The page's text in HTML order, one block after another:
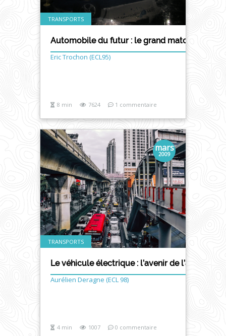
TRANSPORTS
Automobile du futur : le grand match ! (Flash
Eric Trochon (ECL95)
8 min 7624 1 commentaire
mars
2009
TRANSPORTS
Le véhicule électrique : l’avenir de
Aurélien Deragne (ECL 98)
4 min 1007 0 commentaire